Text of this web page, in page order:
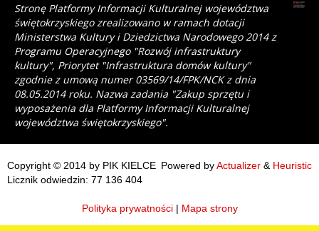
Stronę Platformy Informacji Kulturalnej województwa
świętokrzyskiego zrealizowano w ramach dotacji
Ministerstwa Kultury i Dziedzictwa Narodowego 2014 z
Programu Operacyjnego "Rozwój infrastruktury
kultury", Priorytet "Infrastruktura domów kultury"
zgodnie z umową numer 03569/14/FPK/NCK z dnia
08.05.2014 roku. Nazwa zadania "Zakup sprzętu i
wyposażenia dla Platformy Informacji Kulturalnej
województwa świętokrzyskiego".
Powered byActualizer & Heuristic
Copyright © 2014 by PIK KIELCE
Licznik odwiedzin: 77 136 404
Polityka prywatności | Mapa strony